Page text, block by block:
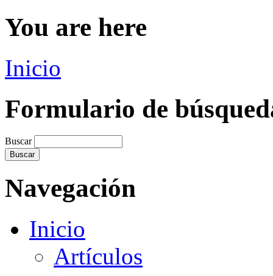
You are here
Inicio
Formulario de
Buscar
Navegación
Inicio
Artículos